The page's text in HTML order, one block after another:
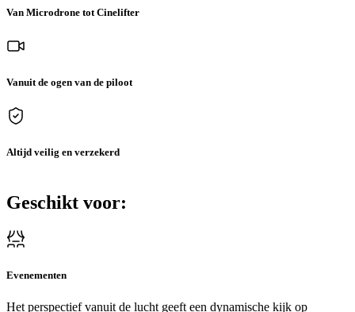
Van Microdrone tot Cinelifter
Vanuit de ogen van de piloot
Altijd veilig en verzekerd
Geschikt voor:
Evenementen
Het perspectief vanuit de lucht geeft een dynamische kijk op